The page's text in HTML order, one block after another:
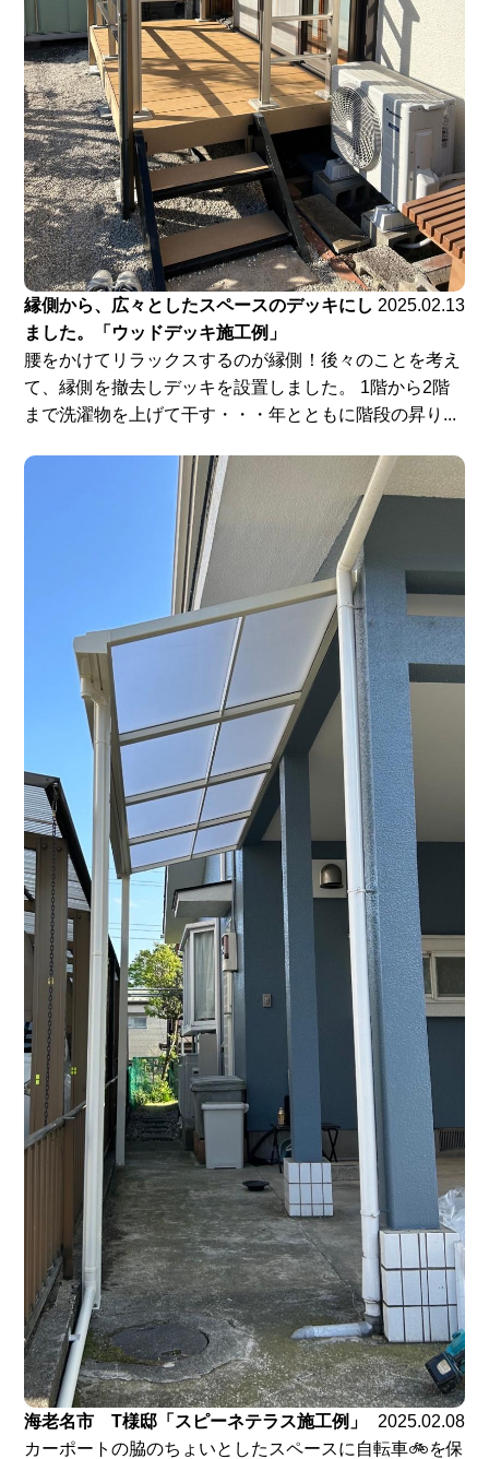
縁側から、広々としたスペースのデッキにし
ました。「ウッドデッキ施工例」
2025.02.13
腰をかけてリラックスするのが縁側！後々のことを考え
て、縁側を撤去しデッキを設置しました。 1階から2階
まで洗濯物を上げて干す・・・年とともに階段の昇り...
海老名市 T様邸「スピーネテラス施工例」
2025.02.08
カーポートの脇のちょいとしたスペースに自転車🚲を保